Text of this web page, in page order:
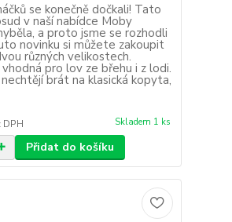
se konečně dočkali! Tato
v naší nabídce Moby
a proto jsme se rozhodli
novinku si můžete zakoupit
různých velikostech.
pro lov ze břehu i z lodi.
brát na klasická kopyta,
DPH Skladem 1 ks
Přidat do košíku